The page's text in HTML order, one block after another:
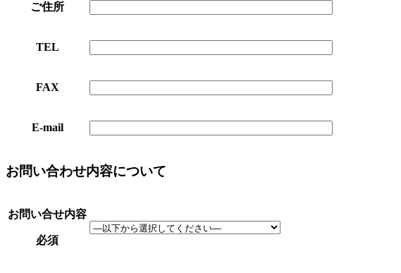
ご住所
TEL
FAX
E-mail
お問い合わせ内容について
お問い合せ内容
必須